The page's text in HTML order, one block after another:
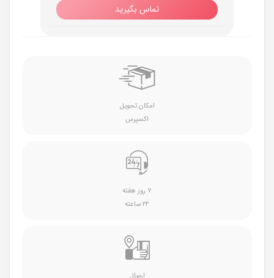
تماس بگیرید
امکان تحویل
اکسپرس
۷ روز هفته
۲۴ ساعته
ارسال